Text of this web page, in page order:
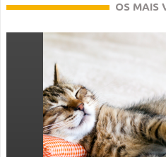
OS MAIS